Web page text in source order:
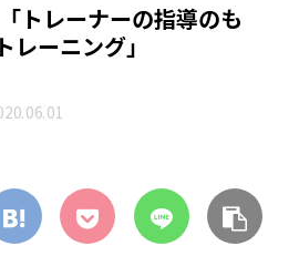
トレーナーの指導のも
レーニング」